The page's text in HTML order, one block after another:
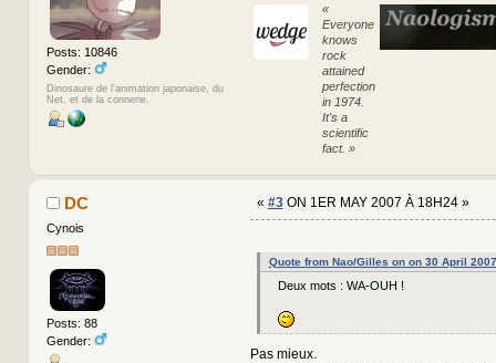
Posts: 10846
Gender:
Dinosaure de l'animation japonaise, du
Net, et de la connerie.
«
Everyone
knows
rock
attained
perfection
in 1974.
It's a
scientific
fact. »
DC
Cynois
Posts: 88
Gender:
« #3ON 1ER MAY 2007 À 18H24 »
Quote from Nao/Gilles on on 30 April
Deux mots : WA-OUH !
Pas mieux.